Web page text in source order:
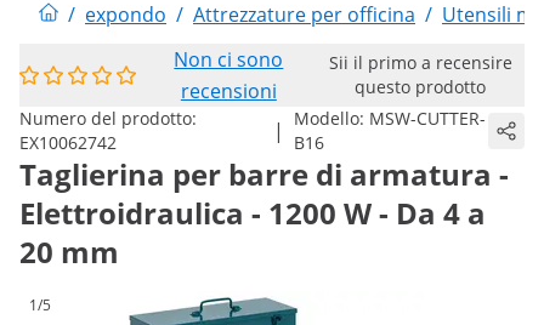
/ expondo / Attrezzature per officina / Utensili
Non ci sono
recensioni
Sii il primo a recensire
questo prodotto
Numero del prodotto:
EX10062742
| Modello: MSW-CUTTER-
B16
Taglierina per barre di armatura -
Elettroidraulica - 1200 W - Da 4 a
20 mm
1/5